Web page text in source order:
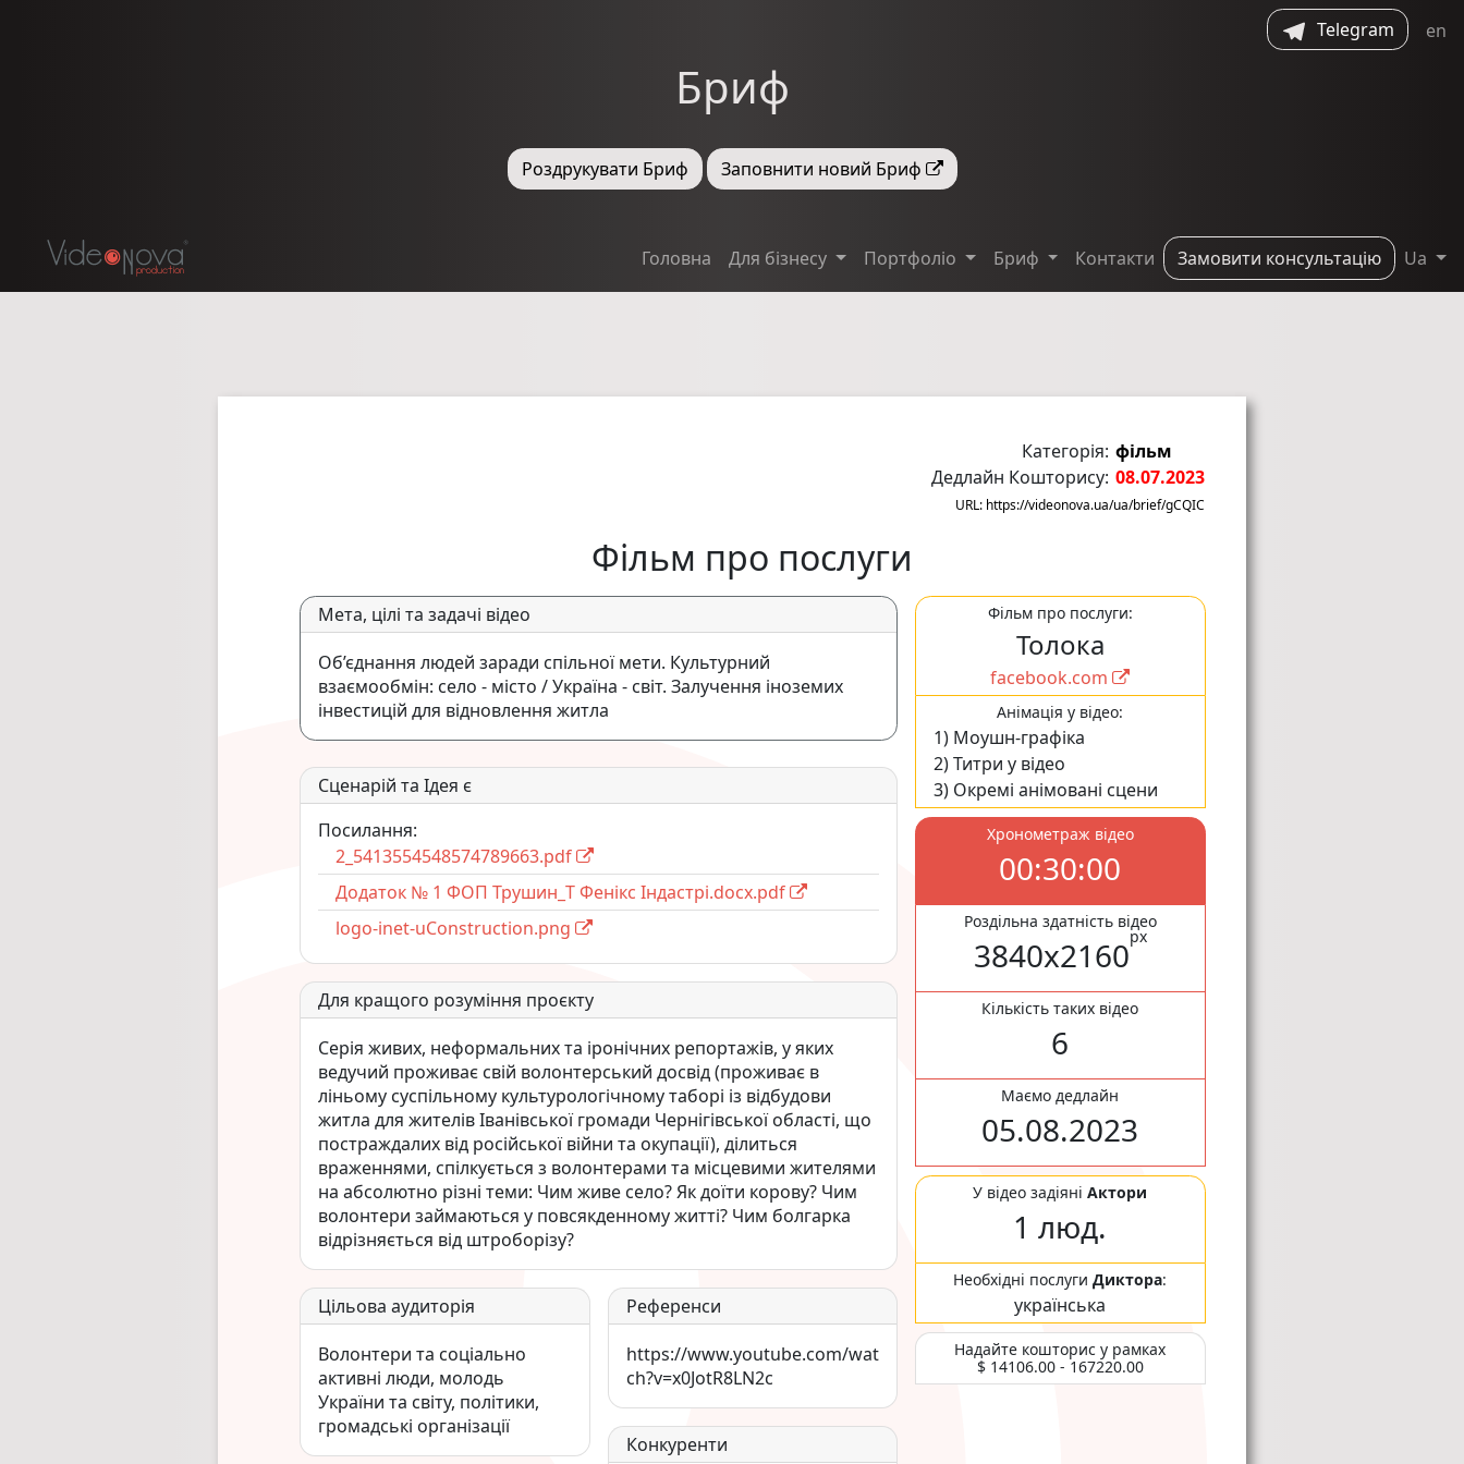
Telegram en
Бриф
Роздрукувати Бриф Заповнити новий Бриф
Головна Для бізнесу Портфоліо Бриф Контакти Замовити консультацію Ua
Категорія: фільм
Дедлайн Кошторису: 08.07.2023
URL: https://videonova.ua/ua/brief/gCQIC
Фільм про послуги
Мета, цілі та задачі відео
Об’єднання людей заради спільної мети. Культурний
взаємообмін: село - місто / Україна - світ. Залучення іноземих
інвестицій для відновлення житла
Сценарій та Ідея є
Посилання:
2_5413554548574789663.pdf
Додаток № 1 ФОП Трушин_Т Фенікс Індастрі.docx.pdf
logo-inet-uConstruction.png
Для кращого розуміння проєкту
Серія живих, неформальних та іронічних репортажів, у яких
ведучий проживає свій волонтерський досвід (проживає в
ліньому суспільному культурологічному таборі із відбудови
житла для жителів Іванівської громади Чернігівської області, що
постраждалих від російської війни та окупації), ділиться
враженнями, спілкується з волонтерами та місцевими жителями
на абсолютно різні теми: Чим живе село? Як доїти корову? Чим
волонтери займаються у повсякденному житті? Чим болгарка
відрізняється від штроборізу?
Цільова аудиторія
Волонтери та соціально
активні люди, молодь
України та світу, політики,
громадські організації
Референси
https://www.youtube.com/wat
ch?v=x0JotR8LN2c
Конкуренти
Фільм про послуги:
Толока
facebook.com
Анімація у відео:
1) Моушн-графіка
2) Титри у відео
3) Окремі анімовані сцени
Хронометраж відео
00:30:00
Роздільна здатність відео
3840x2160px
Кількість таких відео
6
Маємо дедлайн
05.08.2023
У відео задіяніАктори
1 люд.
Необхідні послугиДиктора:
українська
Надайте кошторис у рамках
$ 14106.00 - 167220.00